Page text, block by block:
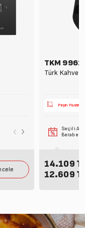
Seçili
Beraber
TKM 9961
Türk Kahve
Peşin Fiyatına
Seçili
Beraber
14.109
12.609